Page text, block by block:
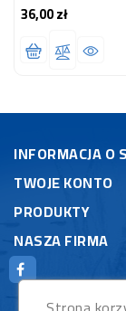
36,00 złCena
INFORMACJA O
TWOJE KONTO
PRODUKTY
NASZA FIRMA